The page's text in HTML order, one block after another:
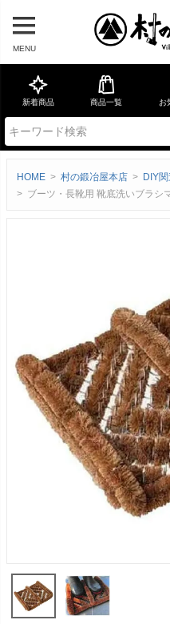
MENU
新着商品 商品一覧 お
HOME 村の鍛冶屋本店 DIY関
ブーツ・長靴用 靴底洗いブラシマット 34×32cm泥